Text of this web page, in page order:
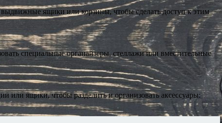
ящики или корзины, чтобы сделать доступ к этим
специальные органайзеры, стеллажи или вместительные
или ящики, чтобы разделить и организовать аксессуары: